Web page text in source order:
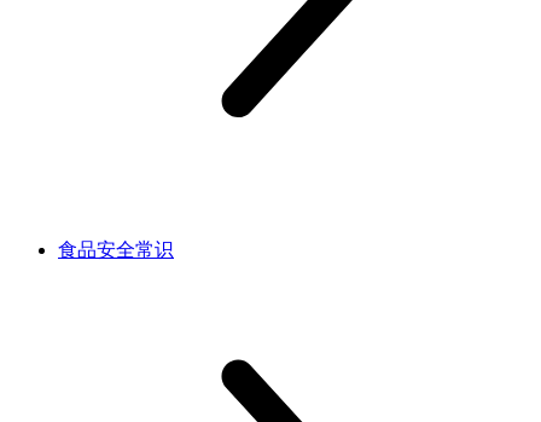
食品安全常识